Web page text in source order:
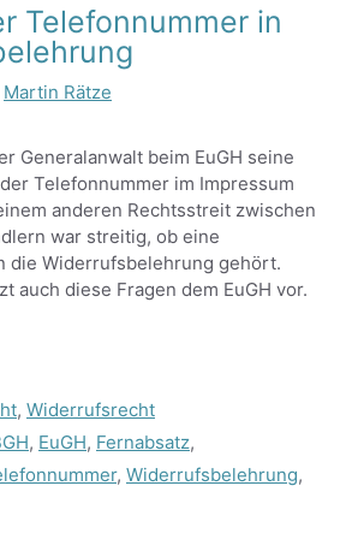
Telefonnummer in
Martin Rätze
Generalanwalt beim EuGH seine
Telefonnummer im Impressum
anderen Rechtsstreit zwischen
war streitig, ob eine
die Widerrufsbelehrung gehört.
auch diese Fragen dem EuGH vor.
, Widerrufsrecht
, EuGH, Fernabsatz,
, Widerrufsbelehrung,